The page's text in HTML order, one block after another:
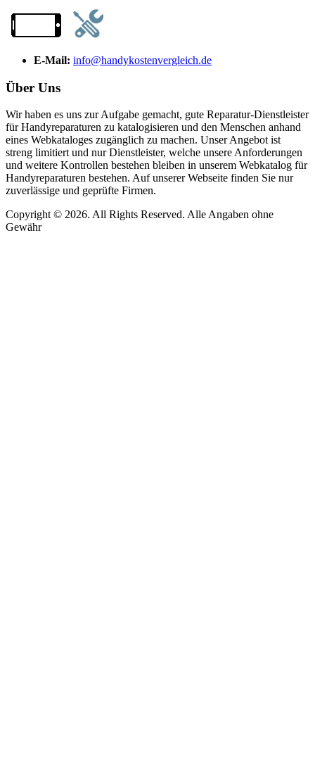
E-Mail: info@handykostenvergleich.de
Über Uns
Wir haben es uns zur Aufgabe gemacht, gute Reparatur-Dienstleister
für Handyreparaturen zu katalogisieren und den Menschen anhand
eines Webkataloges zugänglich zu machen. Unser Angebot ist
streng limitiert und nur Dienstleister, welche unsere Anforderungen
und weitere Kontrollen bestehen bleiben in unserem Webkatalog für
Handyreparaturen bestehen. Auf unserer Webseite finden Sie nur
zuverlässige und geprüfte Firmen.
Copyright © 2026. All Rights Reserved. Alle Angaben ohne
Gewähr